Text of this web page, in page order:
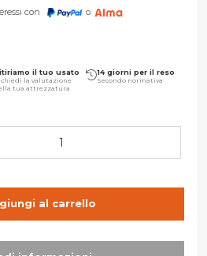
con o
il tuo usato
la valutazione
tua attrezzatura
14 giorni per il reso
Secondo normativa
al carrello